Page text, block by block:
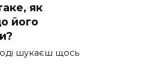
як
його
шукаєш щось